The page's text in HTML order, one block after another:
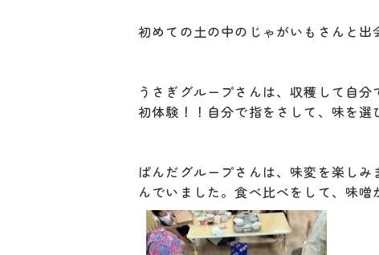
初めての土の中のじゃがいもさんと出
うさぎグループさんは、収穫して自
初体験！！自分で指をさして、味を
ぱんだグループさんは、味変を楽し
んでいました。食べ比べをして、味噌